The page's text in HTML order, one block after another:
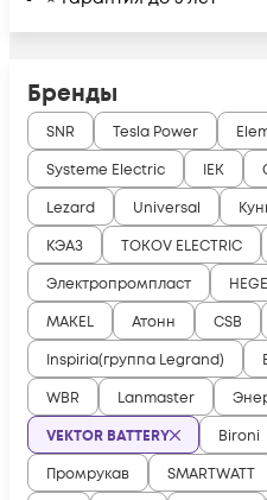
Бренды
SNR Tesla Power
Systeme Electric
IEK
Lezard
Universal
КЭАЗ
TOKOV ELECTRIC
Электропромпласт
MAKEL
Атонн CSB
Inspiria(группа Legrand)
WBR
Lanmaster
VEKTOR BATTERY
Bironi
Промрукав
SMARTWATT